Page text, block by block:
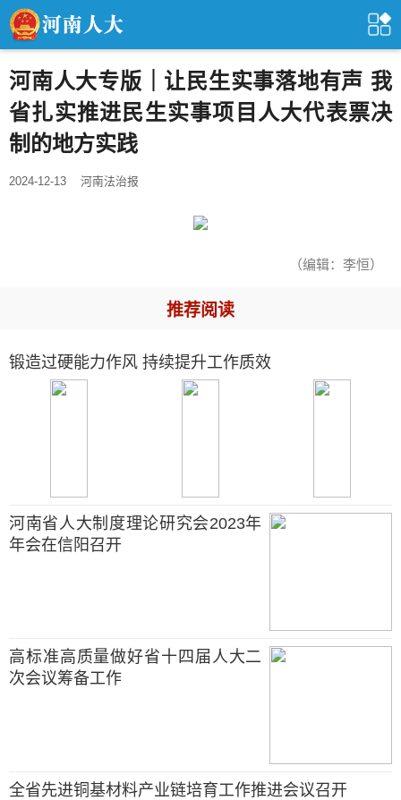
河南人大专版｜让民生实事落地有声 我
省扎实推进民生实事项目人大代表票决
制的地方实践
2024-12-13 河南法治报
（编辑：李恒）
推荐阅读
锻造过硬能力作风 持续提升工作质效
河南省人大制度理论研究会2023年
年会在信阳召开
高标准高质量做好省十四届人大二
次会议筹备工作
全省先进铜基材料产业链培育工作推进会议召开